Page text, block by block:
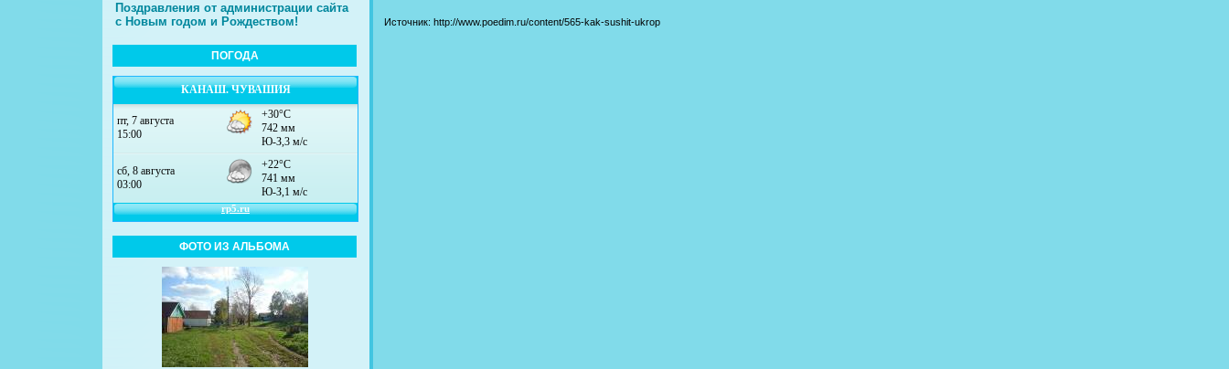
Поздравления от администрации сайта
с Новым годом и Рождеством!
ПОГОДА
КАНАШ. ЧУВАШИЯ
ФОТО ИЗ АЛЬБОМА
Источник: http://www.poedim.ru/content/565-kak-sushit-ukrop